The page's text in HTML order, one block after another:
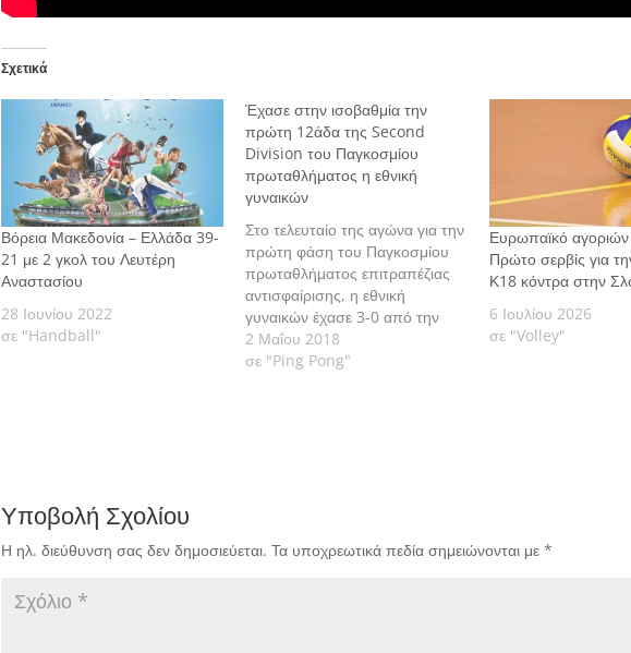
Σχετικά
Βόρεια Μακεδονία – Ελλάδα 39-
21 με 2 γκολ του Λευτέρη
Αναστασίου
28 Ιουνίου 2022
σε "Handball"
Έχασε στην ισοβαθμία την
πρώτη 12άδα της Second
Division του Παγκοσμίου
πρωταθλήματος η εθνική
γυναικών
Στο τελευταίο της αγώνα για την
πρώτη φάση του Παγκοσμίου
πρωταθλήματος επιτραπέζιας
αντισφαίρισης, η εθνική
γυναικών έχασε 3-0 από την
Ιταλία και υστερώντας σε
ισοβαθμία έμεινε στην 4η θέση
2 Μαΐου 2018
σε "Ping Pong"
Ευρωπαϊκό
Πρώτο σερβίς για
Κ18 κόντρα στην
6 Ιουλίου 2026
σε "Volley"
Υποβολή Σχολίου
Η ηλ. διεύθυνση σας δεν δημοσιεύεται. Τα υποχρεωτικά πεδία σημειώνονται με *